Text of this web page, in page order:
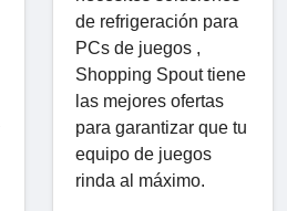
de refrigeración para
PCs de juegos ,
Shopping Spout tiene
las mejores ofertas
para garantizar que tu
equipo de juegos
rinda al máximo.